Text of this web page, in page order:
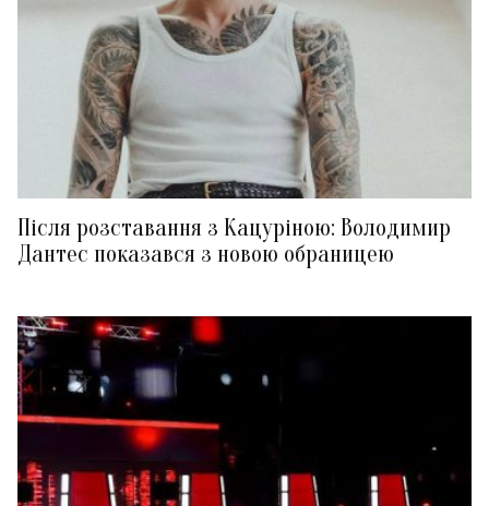
Після розставання з Кацуріною: Володимир
Дантес показався з новою обраницею